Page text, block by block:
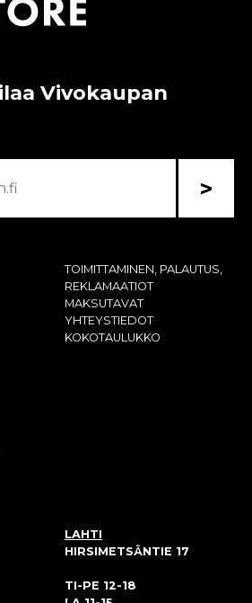
Vivokaupan
>
TOIMITTAMINEN, PALAUTUS,
REKLAMAATIOT
MAKSUTAVAT
YHTEYSTIEDOT
KOKOTAULUKKO
LAHTI
HIRSIMETSÄNTIE 17
TI-PE 12-18